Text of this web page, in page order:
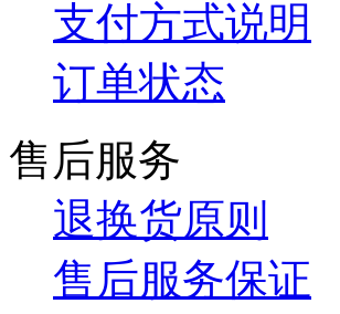
支付方式说明
订单状态
售后服务
退换货原则
售后服务保证